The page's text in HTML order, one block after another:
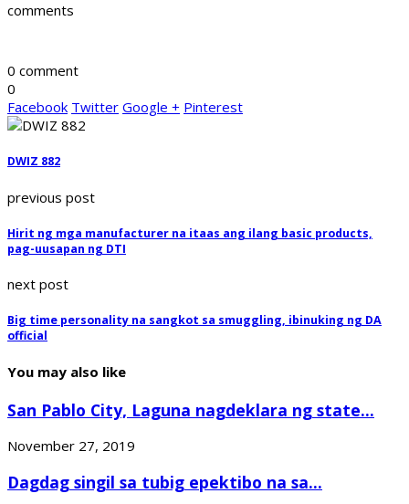
comments
0 comment
0
Facebook Twitter Google + Pinterest
DWIZ 882
previous post
Hirit ng mga manufacturer na itaas ang ilang basic products,
pag-uusapan ng DTI
next post
Big time personality na sangkot sa smuggling, ibinuking ng DA
official
You may also like
San Pablo City, Laguna nagdeklara ng state...
November 27, 2019
Dagdag singil sa tubig epektibo na sa...